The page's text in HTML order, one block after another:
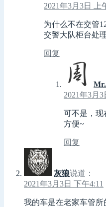
2021年3月3日 上
为什么不在交管
交警大队柜台处
回复
2021年3月
可不是，现
方便~
回复
灰狼说道：
2021年3月3日 下午4:11
我的车是在老家车管